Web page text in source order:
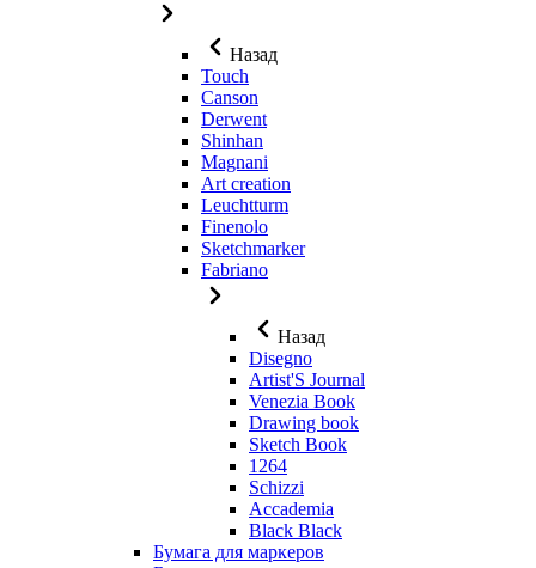
Назад
Touch
Canson
Derwent
Shinhan
Magnani
Art creation
Leuchtturm
Finenolo
Sketchmarker
Fabriano
Назад
Disegno
Artist'S Journal
Venezia Book
Drawing book
Sketch Book
1264
Schizzi
Accademia
Black Black
Бумага для маркеров